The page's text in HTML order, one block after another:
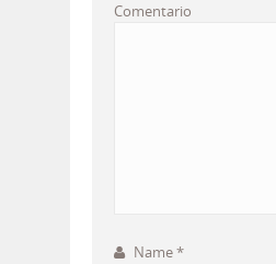
Comentario
Name*